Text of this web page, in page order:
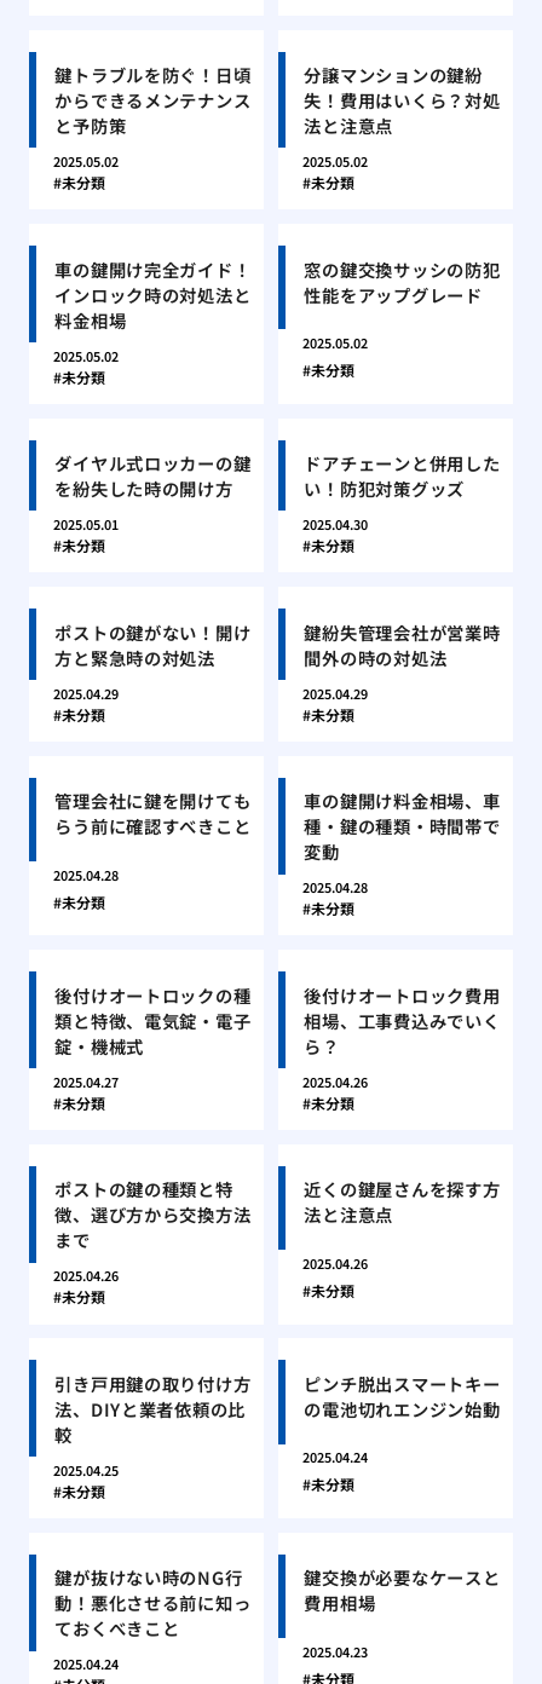
鍵トラブルを防ぐ！日頃
からできるメンテナンス
と予防策
2025.05.02
未分類
分譲マンションの鍵紛
失！費用はいくら？対処
法と注意点
2025.05.02
未分類
車の鍵開け完全ガイド！
インロック時の対処法と
料金相場
2025.05.02
未分類
窓の鍵交換サッシの防犯
性能をアップグレード
2025.05.02
未分類
ダイヤル式ロッカーの鍵
を紛失した時の開け方
2025.05.01
未分類
ドアチェーンと併用した
い！防犯対策グッズ
2025.04.30
未分類
ポストの鍵がない！開け
方と緊急時の対処法
2025.04.29
未分類
鍵紛失管理会社が営業時
間外の時の対処法
2025.04.29
未分類
管理会社に鍵を開けても
らう前に確認すべきこと
2025.04.28
未分類
車の鍵開け料金相場、車
種・鍵の種類・時間帯で
変動
2025.04.28
未分類
後付けオートロックの種
類と特徴、電気錠・電子
錠・機械式
2025.04.27
未分類
後付けオートロック費用
相場、工事費込みでいく
ら？
2025.04.26
未分類
ポストの鍵の種類と特
徴、選び方から交換方法
まで
2025.04.26
未分類
近くの鍵屋さんを探す方
法と注意点
2025.04.26
未分類
引き戸用鍵の取り付け方
法、DIYと業者依頼の比
較
2025.04.25
未分類
ピンチ脱出スマートキー
の電池切れエンジン始動
2025.04.24
未分類
鍵が抜けない時のNG行
動！悪化させる前に知っ
ておくべきこと
2025.04.24
鍵交換が必要なケースと
費用相場
2025.04.23
未分類